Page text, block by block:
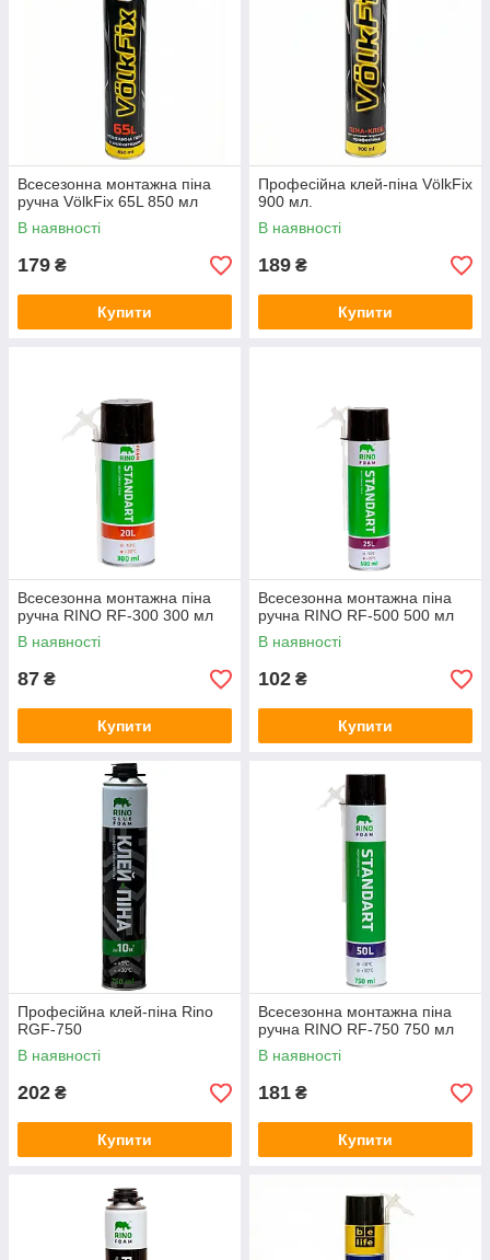
Всесезонна монтажна піна
ручна VölkFix 65L 850 мл
В наявності
179 ₴
Купити
Професійна клей-піна VölkFix
900 мл.
В наявності
189 ₴
Купити
Всесезонна монтажна піна
ручна RINO RF-300 300 мл
В наявності
87 ₴
Купити
Всесезонна монтажна піна
ручна RINO RF-500 500 мл
В наявності
102 ₴
Купити
Професійна клей-піна Rino
RGF-750
В наявності
202 ₴
Купити
Всесезонна монтажна піна
ручна RINO RF-750 750 мл
В наявності
181 ₴
Купити